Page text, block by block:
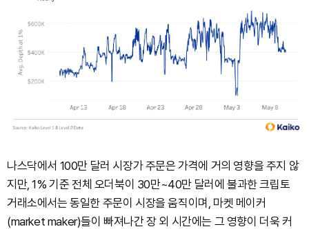
나스닥에서 100만 달러 시장가 주문은 가격에 거의 영향을 주지 않
지만, 1% 기준 전체 오더북이 30만~40만 달러에 불과한 크립토
거래소에서는 동일한 주문이 시장을 움직이며, 마켓 메이커
(market maker)들이 빠져나간 장 외 시간에는 그 영향이 더욱 커